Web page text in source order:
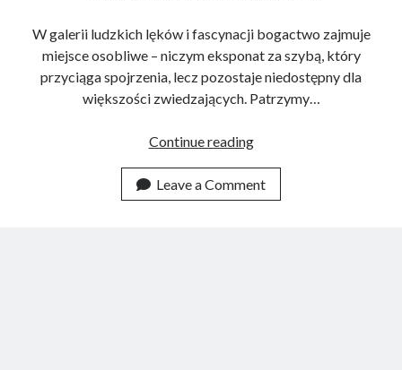
W galerii ludzkich lęków i fascynacji bogactwo zajmuje
miejsce osobliwe – niczym eksponat za szybą, który
przyciąga spojrzenia, lecz pozostaje niedostępny dla
większości zwiedzających. Patrzymy…
Continue readingO
bogactwa
Leave a Comment